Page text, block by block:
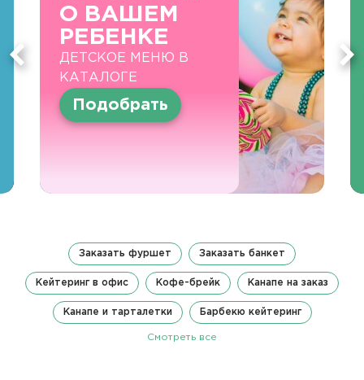
О ВАШЕМ
РЕБЕНКЕ
ДЕТСКОЕ МЕНЮ В
КАТАЛОГЕ
Подобрать
Заказать фуршет Заказать банкет
Кейтеринг в офис Кофе-брейк Канапе на заказ
Канапе и тарталетки Барбекю кейтеринг
Смотреть все